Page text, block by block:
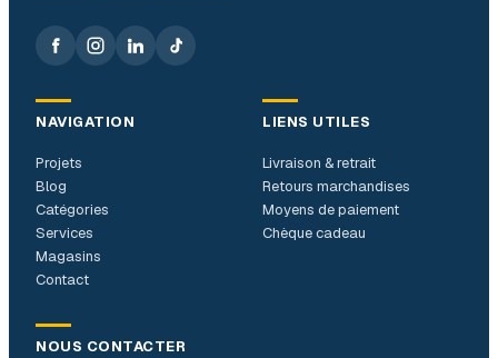
NAVIGATION
Projets
Blog
Catégories
Services
Magasins
Contact
LIENS UTILES
Livraison & retrait
Retours marchandises
Moyens de paiement
Chèque cadeau
NOUS CONTACTER